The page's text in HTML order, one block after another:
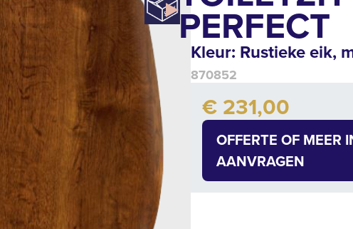
PERFECT
Kleur: Rustieke eik,
870852
Quantity
€ 231,00
OFFERTE OF MEER
AANVRAGEN